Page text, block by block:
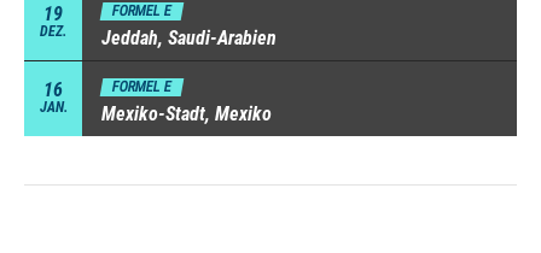
19
DEZ.
FORMEL E
Jeddah, Saudi-Arabien
16
JAN.
FORMEL E
Mexiko-Stadt, Mexiko